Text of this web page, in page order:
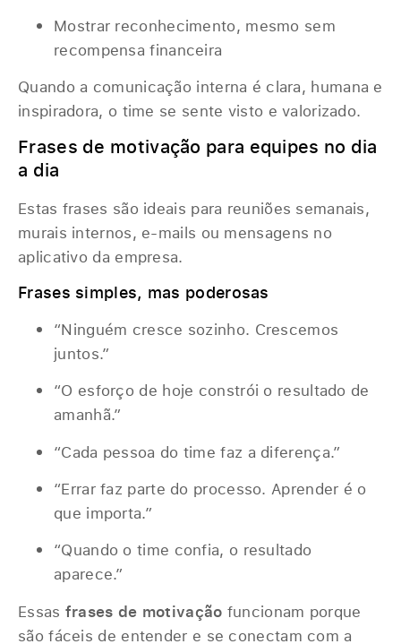
Mostrar reconhecimento, mesmo sem
recompensa financeira
Quando a comunicação interna é clara, humana e
inspiradora, o time se sente visto e valorizado.
Frases de motivação para equipes no dia
a dia
Estas frases são ideais para reuniões semanais,
murais internos, e-mails ou mensagens no
aplicativo da empresa.
Frases simples, mas poderosas
“Ninguém cresce sozinho. Crescemos
juntos.”
“O esforço de hoje constrói o resultado de
amanhã.”
“Cada pessoa do time faz a diferença.”
“Errar faz parte do processo. Aprender é o
que importa.”
“Quando o time confia, o resultado
aparece.”
Essas frases de motivação funcionam porque
são fáceis de entender e se conectam com a